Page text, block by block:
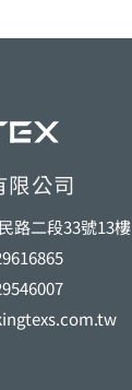
限公司
路二段33號13樓